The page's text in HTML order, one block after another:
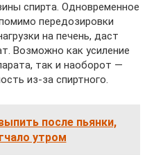
спирта. Одновременное
передозировки
на печень, даст
Возможно как усиление
так и наоборот —
из-за спиртного.
после пьянки,
утром